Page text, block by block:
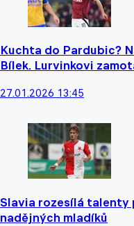
Kuchta do Pardubic?
Bílek. Lurvinkovi
27.01.2026 13:45
Slavia rozesílá
nadějných mladíků